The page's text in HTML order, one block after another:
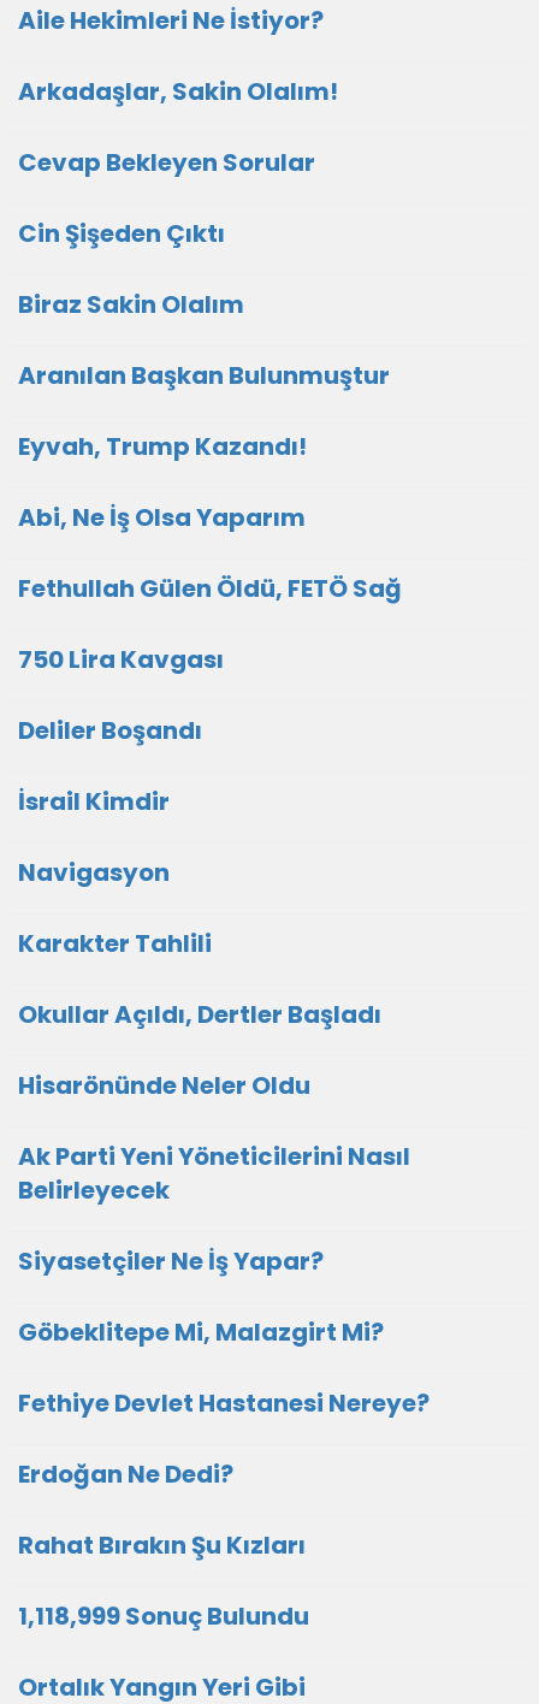
Aile Hekimleri Ne İstiyor?
Arkadaşlar, Sakin Olalım!
Cevap Bekleyen Sorular
Cin Şişeden Çıktı
Biraz Sakin Olalım
Aranılan Başkan Bulunmuştur
Eyvah, Trump Kazandı!
Abi, Ne İş Olsa Yaparım
Fethullah Gülen Öldü, FETÖ Sağ
750 Lira Kavgası
Deliler Boşandı
İsrail Kimdir
Navigasyon
Karakter Tahlili
Okullar Açıldı, Dertler Başladı
Hisarönünde Neler Oldu
Ak Parti Yeni Yöneticilerini Nasıl
Belirleyecek
Siyasetçiler Ne İş Yapar?
Göbeklitepe Mi, Malazgirt Mi?
Fethiye Devlet Hastanesi Nereye?
Erdoğan Ne Dedi?
Rahat Bırakın Şu Kızları
1,118,999 Sonuç Bulundu
Ortalık Yangın Yeri Gibi